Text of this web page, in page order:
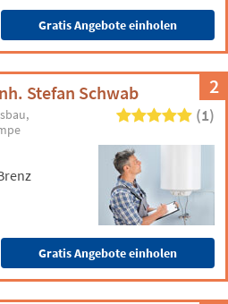
Gratis Angebote einholen
2
Stefan Schwab
(1)
Gratis Angebote einholen